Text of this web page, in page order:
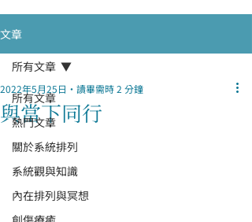
文章
所有文章
熱門文章
關於系統排列
系統觀與知識
內在排列與冥想
所有文章
與當下同行
2022年5月25日 讀畢需時 2 分鐘